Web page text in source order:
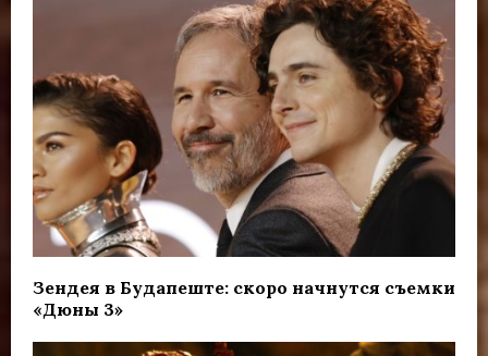
Зендея в Будапеште: скоро начнутся съемки
«Дюны 3»